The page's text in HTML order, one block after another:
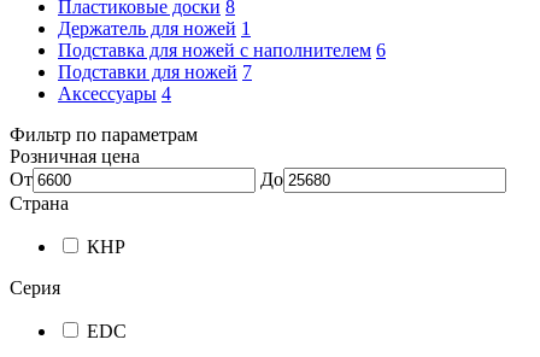
Пластиковые доски 8
Держатель для ножей 1
Подставка для ножей с наполнителем 6
Подставки для ножей 7
Аксессуары 4
Фильтр по параметрам
Розничная цена
От
До
Страна
КНР
Серия
EDC